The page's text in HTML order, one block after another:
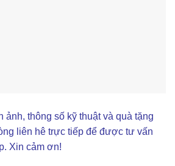
ảnh, thông số kỹ thuật và quà tặng
liên hê trực tiếp để được tư vấn
Xin cảm ơn!